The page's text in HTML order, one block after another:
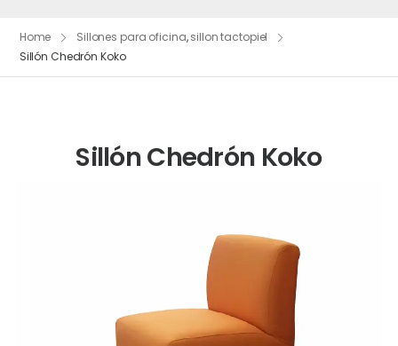
Home Sillones para oficina,sillon tactopiel
Sillón Chedrón Koko
Sillón Chedrón Koko